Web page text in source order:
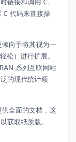
C 代码来直接操
向于将其视为一
松）进行扩展。
系列互联网站
的现代统计领
全面的文档，这
获取纸质版。